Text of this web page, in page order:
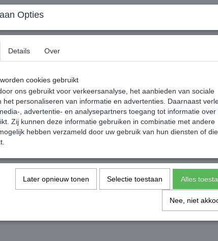
Opties
Details Over
cookies gebruikt
ons gebruikt voor verkeersanalyse, het aanbieden van sociale
het personaliseren van informatie en advertenties. Daarnaast
, advertentie- en analysepartners toegang tot informatie over
Zij kunnen deze informatie gebruiken in combinatie met andere
hebben verzameld door uw gebruik van hun diensten of
Later opnieuw tonen Selectie toestaan Alles
Nee, niet